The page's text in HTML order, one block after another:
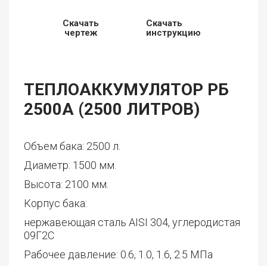
Скачать
чертеж
Скачать
инструкцию
ТЕПЛОАККУМУЛЯТОР РБ
2500А (2500 ЛИТРОВ)
Объем бака: 2500 л.
Диаметр: 1500 мм.
Высота: 2100 мм.
Корпус бака:
нержавеющая сталь AISI 304, углеродистая
09Г2С
Рабочее давление: 0.6, 1.0, 1.6, 2.5 МПа